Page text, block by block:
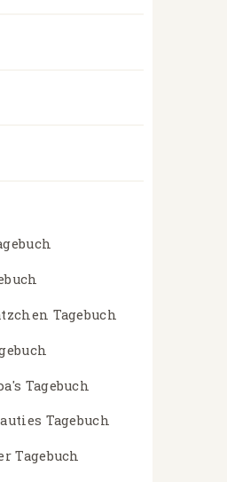
Tagebuch
Tagebuch
Tagebuch
Tagebuch